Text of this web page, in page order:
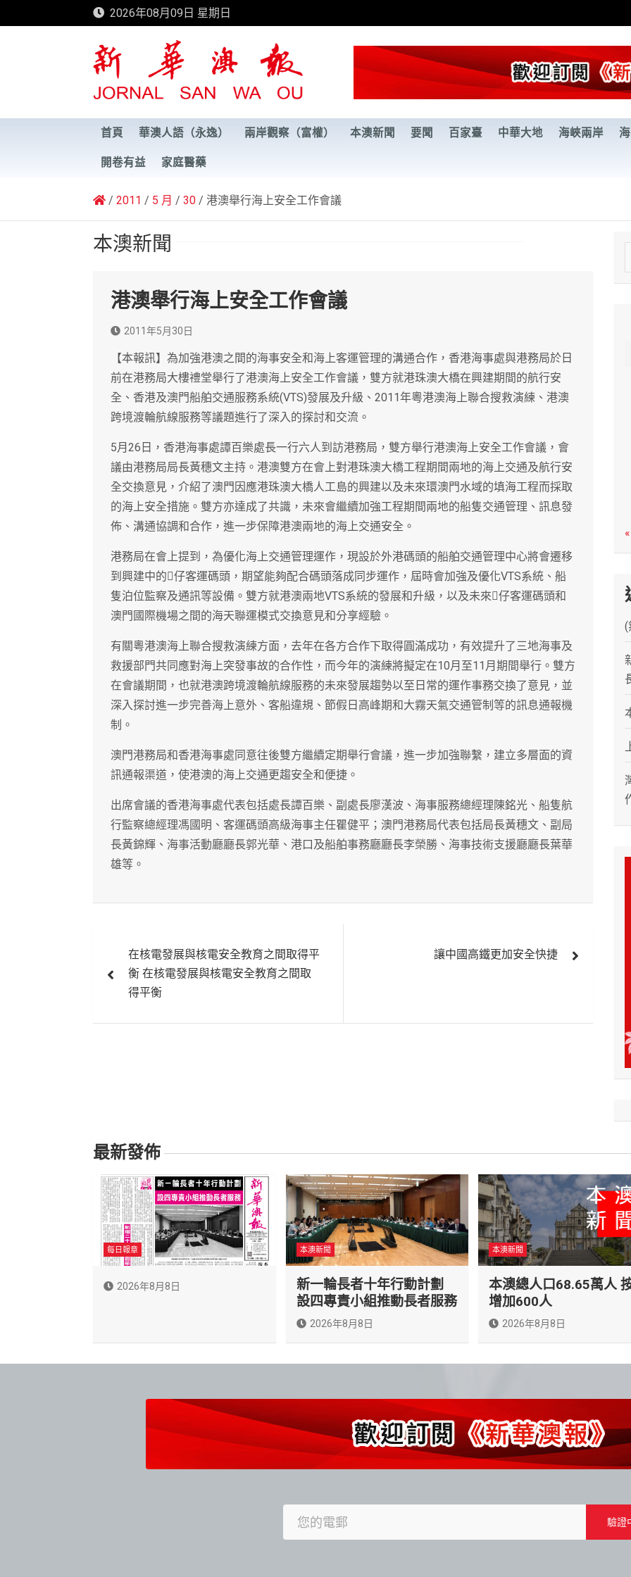
to
2026年08月09日 星期日
新華澳報
首頁 華澳人語（永逸） 兩岸觀察（富權） 本澳新聞 要聞 百家臺 中華大地 海峽兩岸
開卷有益 家庭醫藥
2011 5 月 30 港澳舉行海上安全工作會議
本澳新聞
港澳舉行海上安全工作會議
2011年5月30日
【本報訊】為加強港澳之間的海事安全和海上客運管理的溝通合作，香港海事處與港務局於日
前在港務局大樓禮堂舉行了港澳海上安全工作會議，雙方就港珠澳大橋在興建期間的航行安
全、香港及澳門船舶交通服務系統(VTS)發展及升級、2011年粵港澳海上聯合搜救演練、港澳
跨境渡輪航線服務等議題進行了深入的探討和交流。
5月26日，香港海事處譚百樂處長一行六人到訪港務局，雙方舉行港澳海上安全工作會議，會
議由港務局局長黃穗文主持。港澳雙方在會上對港珠澳大橋工程期間兩地的海上交通及航行安
全交換意見，介紹了澳門因應港珠澳大橋人工島的興建以及未來環澳門水域的填海工程而採取
的海上安全措施。雙方亦達成了共識，未來會繼續加強工程期間兩地的船隻交通管理、訊息發
佈、溝通協調和合作，進一步保障港澳兩地的海上交通安全。
港務局在會上提到，為優化海上交通管理運作，現設於外港碼頭的船舶交通管理中心將會遷移
到興建中的仔客運碼頭，期望能夠配合碼頭落成同步運作，屆時會加強及優化VTS系統、船
隻泊位監察及通訊等設備。雙方就港澳兩地VTS系統的發展和升級，以及未來仔客運碼頭和
澳門國際機場之間的海天聯運模式交換意見和分享經驗。
有關粵港澳海上聯合搜救演練方面，去年在各方合作下取得圓滿成功，有效提升了三地海事及
救援部門共同應對海上突發事故的合作性，而今年的演練將擬定在10月至11月期間舉行。雙方
在會議期間，也就港澳跨境渡輪航線服務的未來發展趨勢以至日常的運作事務交換了意見，並
深入探討進一步完善海上意外、客船違規、節假日高峰期和大霧天氣交通管制等的訊息通報機
制。
澳門港務局和香港海事處同意往後雙方繼續定期舉行會議，進一步加強聯繫，建立多層面的資
訊通報渠道，使港澳的海上交通更趨安全和便捷。
出席會議的香港海事處代表包括處長譚百樂、副處長廖漢波、海事服務總經理陳銘光、船隻航
行監察總經理馮國明、客運碼頭高級海事主任瞿健平；澳門港務局代表包括局長黃穗文、副局
長黃錦輝、海事活動廳廳長郭光華、港口及船舶事務廳廳長李榮勝、海事技術支援廳廳長葉華
雄等。
章
覽
在核電發展與核電安全教育之間取得平
衡 在核電發展與核電安全教育之間取
得平衡
讓中國高鐵更加安全快捷
e
(
最新發佈
每日報章
2026年8月8日
本澳新聞
新一輪長者十年行動計劃
設四專責小組推動長者服務
2026年8月8日
本澳新聞
本澳總人口68.65萬人
增加600人
2026年8月8日